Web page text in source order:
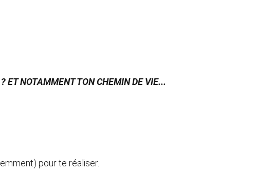
ET NOTAMMENT TON CHEMIN DE VIE...
pour te réaliser.